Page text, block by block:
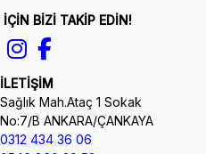
İÇİN BİZİ TAKİP EDİN!
İLETİŞİM
Sağlık Mah.Ataç 1 Sokak
No:7/B ANKARA/ÇANKAYA
0312 434 36 06